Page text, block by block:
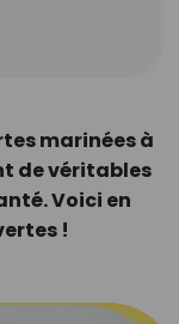
marinées à
de véritables
Voici en
!